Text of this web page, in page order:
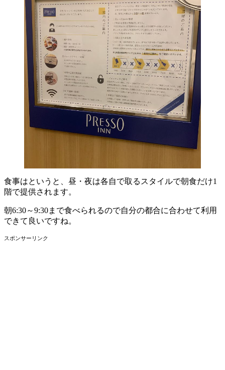
食事はというと、昼・夜は各自で取るスタイルで朝食だけ1
階で提供されます。
朝6:30～9:30まで食べられるので自分の都合に合わせて利用
できて良いですね。
スポンサーリンク